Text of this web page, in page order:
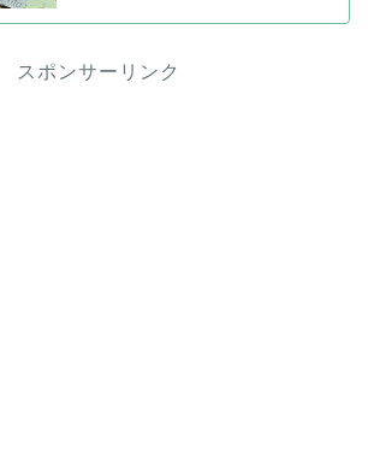
スポンサーリンク